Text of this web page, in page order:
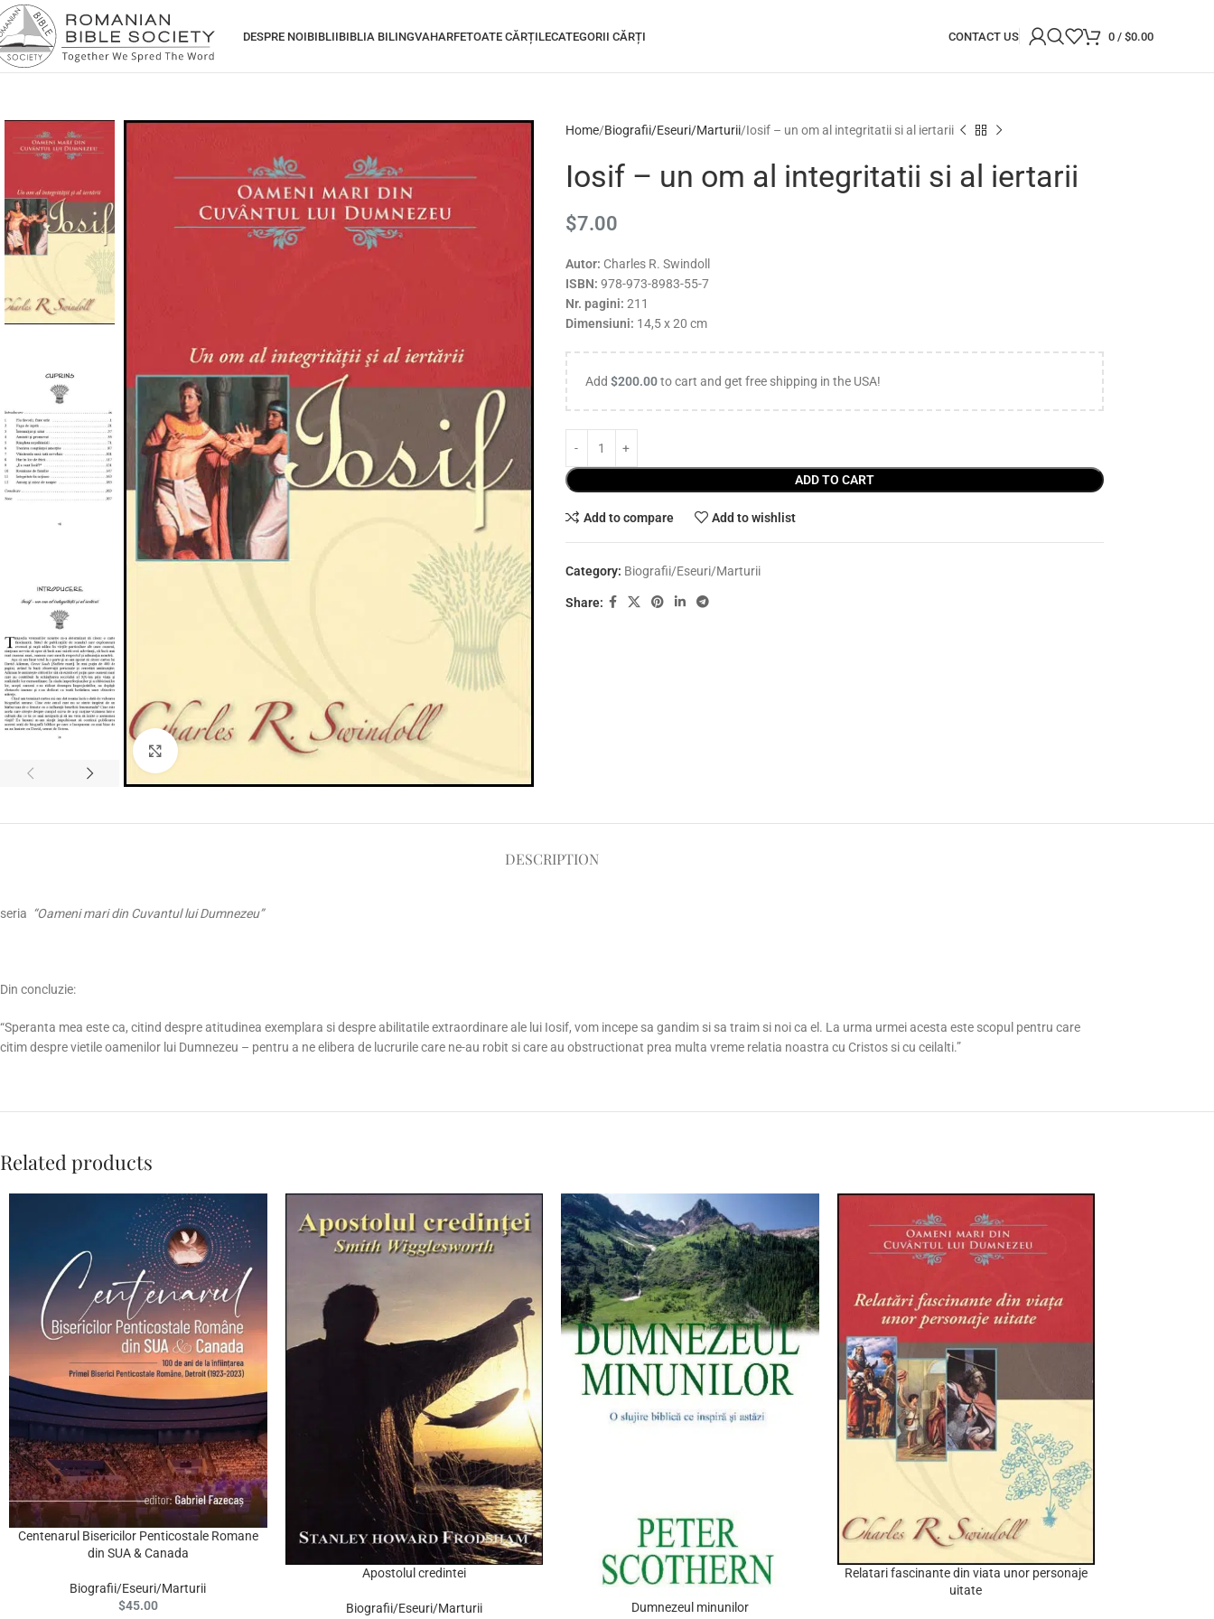
DESPRE NOIBIBLIIBIBLIA BILINGVAHARFETOATE CĂRȚILECATEGORII CĂRȚI CONTACT US 0 / $0.00
Home Biografii/Eseuri/Marturii Iosif – un om al integritatii si al iertarii
Iosif – un om al integritatii si al iertarii
$7.00
Autor: Charles R. Swindoll
ISBN: 978-973-8983-55-7
Nr. pagini: 211
Dimensiuni: 14,5 x 20 cm
Add $200.00to cart and get free shipping in the USA!
ADD TO CART
Add to compare Add to wishlist
Category: Biografii/Eseuri/Marturii
Share:
DESCRIPTION
seria “Oameni mari din Cuvantul lui Dumnezeu”
Din concluzie:
“Speranta mea este ca, citind despre atitudinea exemplara si despre abilitatile extraordinare ale lui Iosif, vom incepe sa gandim si sa traim si noi ca el. La urma urmei acesta este scopul pentru care
citim despre vietile oamenilor lui Dumnezeu – pentru a ne elibera de lucrurile care ne-au robit si care au obstructionat prea multa vreme relatia noastra cu Cristos si cu ceilalti.”
Related products
ADD TO CART
Centenarul Bisericilor Penticostale Romane
din SUA & Canada
Biografii/Eseuri/Marturii
$45.00
Apostolul credintei
Biografii/Eseuri/Marturii
ADD TO CARTDumnezeul minunilor
ADD TO CART
Relatari fascinante din viata unor personaje
uitate